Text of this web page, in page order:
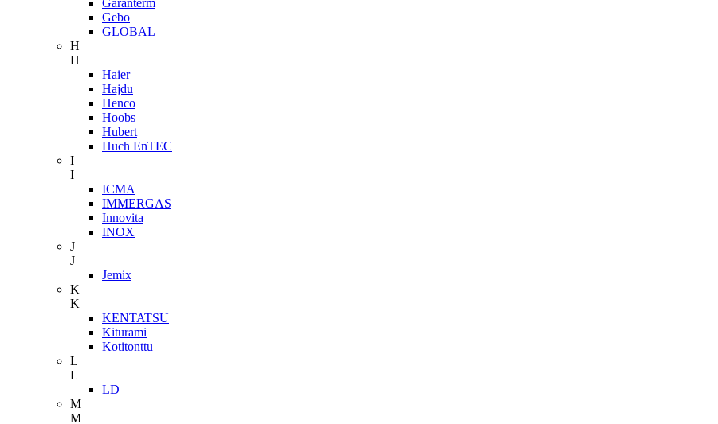
Garanterm
Gebo
GLOBAL
H
H
Haier
Hajdu
Henco
Hoobs
Hubert
Huch EnTEC
I
I
ICMA
IMMERGAS
Innovita
INOX
J
J
Jemix
K
K
KENTATSU
Kiturami
Kotitonttu
L
L
LD
M
M